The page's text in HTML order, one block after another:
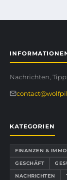
Nachrichten,
KATEGORIEN
FINANZEN &
GESCHÄFT
NACHRICHTEN